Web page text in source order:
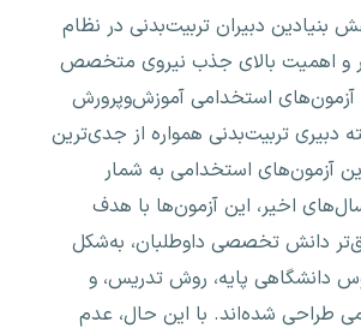
بنیادین دبیران تربیت‌بدنی در نظام
و اهمیت بالای جذب نیروی متخصص
آزمون‌های استخدامی آموزش‌وپرورش
دبیری تربیت‌بدنی همواره از جدی‌ترین
آزمون‌های استخدامی به شمار
اخیر، این آزمون‌ها با هدف
دانش تخصصی داوطلبان، به‌شکل
دانشگاهی پایه، روش تدریس، و
طراحی شده‌اند. با این حال، عدم